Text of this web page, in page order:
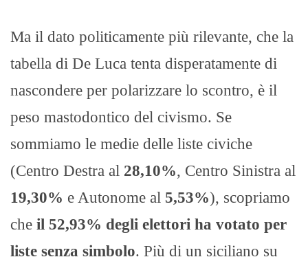
Ma il dato politicamente più rilevante, che la
tabella di De Luca tenta disperatamente di
nascondere per polarizzare lo scontro, è il
peso mastodontico del civismo. Se
sommiamo le medie delle liste civiche
(Centro Destra al 28,10%, Centro Sinistra al
19,30% e Autonome al 5,53%), scopriamo
che il 52,93% degli elettori ha votato per
liste senza simbolo. Più di un siciliano su